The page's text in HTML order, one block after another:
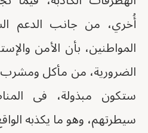
أُخري، من جانب الدعم
المواطنين، بأن الأمن
الضرورية، من مأكل
ستكون مبذولة، فى
سيطرتهم، وهو ما يكذبه